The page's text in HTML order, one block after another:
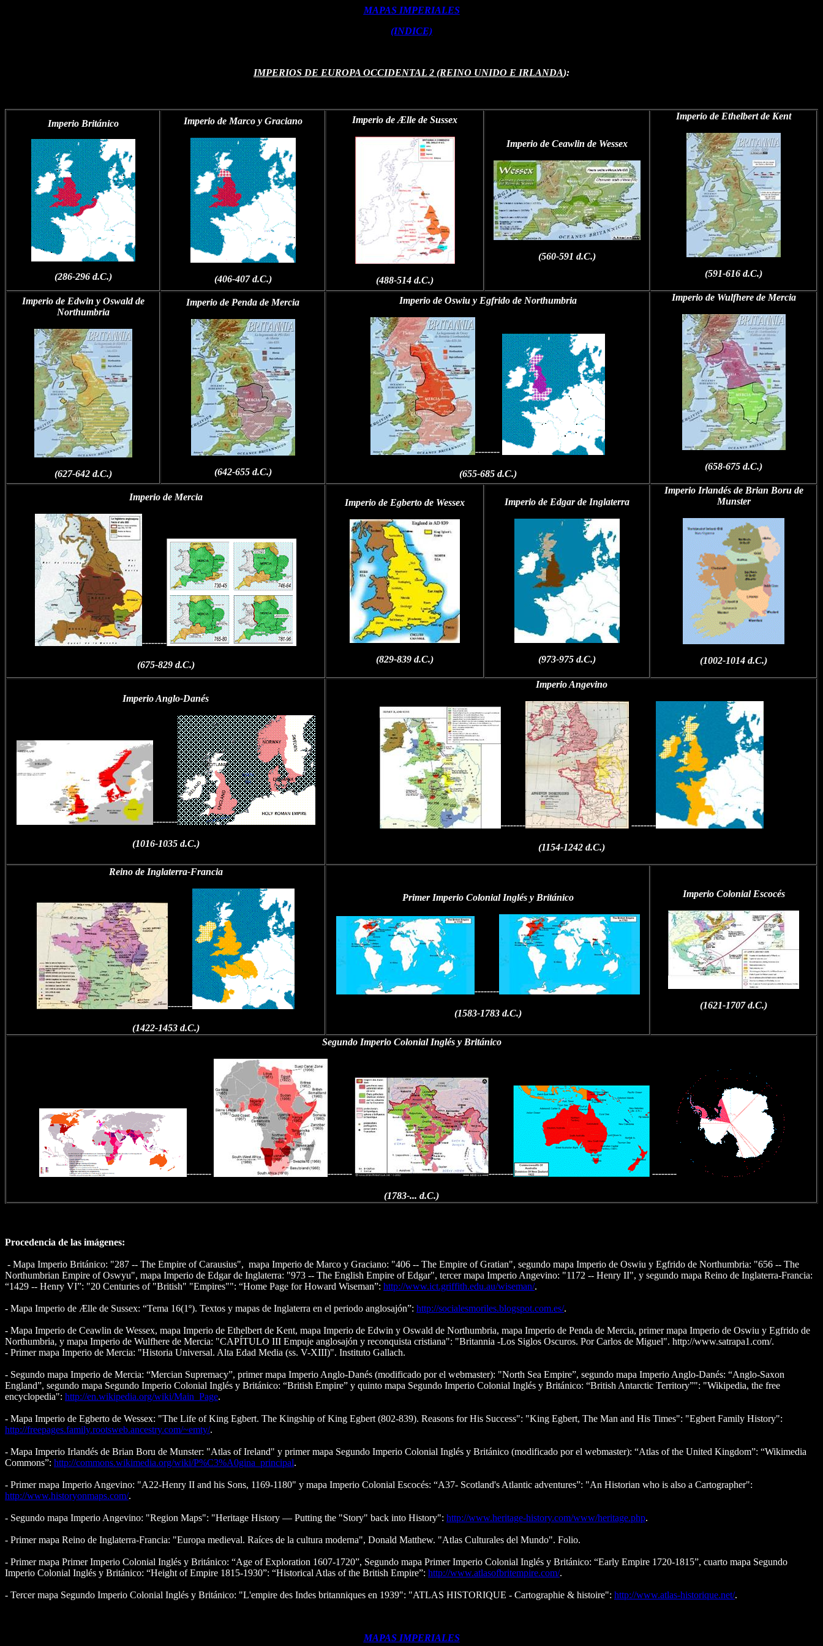
MAPAS IMPERIALES
(INDICE)
IMPERIOS DE EUROPA OCCIDENTAL 2 (REINO UNIDO E IRLANDA):
Imperio Británico
(286-296 d.C.)
Imperio de Marco y Graciano
(406-407 d.C.)
Imperio de Ælle de Sussex
(488-514 d.C.)
Imperio de Ceawlin de Wessex
(560-591 d.C.)
Imperio de Ethelbert de Kent
(591-616 d.C.)
Imperio de Edwin y Oswald de
Northumbria
(627-642 d.C.)
Imperio de Penda de Mercia
(642-655 d.C.)
Imperio de Oswiu y Egfrido de Northumbria
--------
(655-685 d.C.)
Imperio de Wulfhere de Mercia
(658-675 d.C.)
Imperio de Mercia
--------
(675-829 d.C.)
Imperio de Egberto de Wessex
(829-839 d.C.)
Imperio de Edgar de Inglaterra
(973-975 d.C.)
Imperio Irlandés de Brian Boru de
Munster
(1002-1014 d.C.)
Imperio Anglo-Danés
--------
(1016-1035 d.C.)
Imperio Angevino
-------- --------
(1154-1242 d.C.)
Reino de Inglaterra-Francia
--------
(1422-1453 d.C.)
Primer Imperio Colonial Inglés y Británico
--------
(1583-1783 d.C.)
Imperio Colonial Escocés
(1621-1707 d.C.)
Segundo Imperio Colonial Inglés y Británico
-------- -------- -------- --------
(1783-... d.C.)
Procedencia de las imágenes:
- Mapa Imperio Británico: "287 -- The Empire of Carausius", mapa Imperio de Marco y Graciano: "406 -- The Empire of Gratian", segundo mapa Imperio de Oswiu y Egfrido de Northumbria: "656 -- The
Northumbrian Empire of Oswyu", mapa Imperio de Edgar de Inglaterra: "973 -- The English Empire of Edgar", tercer mapa Imperio Angevino: "1172 -- Henry II", y segundo mapa Reino de Inglaterra-Francia:
“1429 -- Henry VI”: "20 Centuries of "British" "Empires"": “Home Page for Howard Wiseman”: http://www.ict.griffith.edu.au/wiseman/.
- Mapa Imperio de Ælle de Sussex: “Tema 16(1º). Textos y mapas de Inglaterra en el periodo anglosajón”: http://socialesmoriles.blogspot.com.es/.
- Mapa Imperio de Ceawlin de Wessex, mapa Imperio de Ethelbert de Kent, mapa Imperio de Edwin y Oswald de Northumbria, mapa Imperio de Penda de Mercia, primer mapa Imperio de Oswiu y Egfrido de
Northumbria, y mapa Imperio de Wulfhere de Mercia: "CAPÍTULO III Empuje anglosajón y reconquista cristiana": "Britannia -Los Siglos Oscuros. Por Carlos de Miguel". http://www.satrapa1.com/.
- Primer mapa Imperio de Mercia: "Historia Universal. Alta Edad Media (ss. V-XIII)". Instituto Gallach.
- Segundo mapa Imperio de Mercia: “Mercian Supremacy”, primer mapa Imperio Anglo-Danés (modificado por el webmaster): "North Sea Empire”, segundo mapa Imperio Anglo-Danés: “Anglo-Saxon
England”, segundo mapa Segundo Imperio Colonial Inglés y Británico: “British Empire” y quinto mapa Segundo Imperio Colonial Inglés y Británico: “British Antarctic Territory”": "Wikipedia, the free
encyclopedia": http://en.wikipedia.org/wiki/Main_Page.
- Mapa Imperio de Egberto de Wessex: "The Life of King Egbert. The Kingship of King Egbert (802-839). Reasons for His Success": "King Egbert, The Man and His Times": "Egbert Family History":
http://freepages.family.rootsweb.ancestry.com/~emty/.
- Mapa Imperio Irlandés de Brian Boru de Munster: "Atlas of Ireland" y primer mapa Segundo Imperio Colonial Inglés y Británico (modificado por el webmaster): “Atlas of the United Kingdom”: “Wikimedia
Commons”: http://commons.wikimedia.org/wiki/P%C3%A0gina_principal.
- Primer mapa Imperio Angevino: "A22-Henry II and his Sons, 1169-1180" y mapa Imperio Colonial Escocés: “A37- Scotland's Atlantic adventures”: "An Historian who is also a Cartographer":
http://www.historyonmaps.com/.
- Segundo mapa Imperio Angevino: "Region Maps": "Heritage History — Putting the "Story" back into History": http://www.heritage-history.com/www/heritage.php.
- Primer mapa Reino de Inglaterra-Francia: "Europa medieval. Raíces de la cultura moderna", Donald Matthew. "Atlas Culturales del Mundo". Folio.
- Primer mapa Primer Imperio Colonial Inglés y Británico: “Age of Exploration 1607-1720”, Segundo mapa Primer Imperio Colonial Inglés y Británico: “Early Empire 1720-1815”, cuarto mapa Segundo
Imperio Colonial Inglés y Británico: “Height of Empire 1815-1930”: “Historical Atlas of the British Empire”: http://www.atlasofbritempire.com/.
- Tercer mapa Segundo Imperio Colonial Inglés y Británico: "L'empire des Indes britanniques en 1939": "ATLAS HISTORIQUE - Cartographie & histoire": http://www.atlas-historique.net/.
MAPAS IMPERIALES